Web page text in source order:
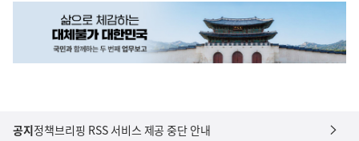
공지정책브리핑 RSS 서비스 제공 중단 안내